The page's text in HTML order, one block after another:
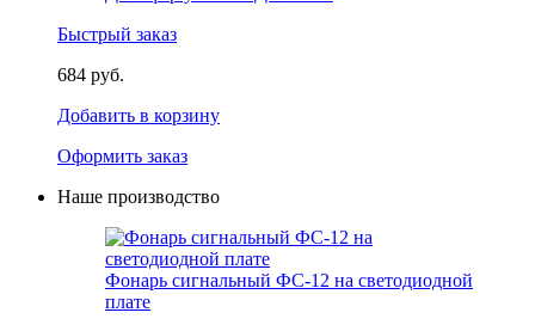
Быстрый заказ
684 руб.
Добавить в корзину
Оформить заказ
Наше производство
Фонарь сигнальный ФС-12 на светодиодной
плате